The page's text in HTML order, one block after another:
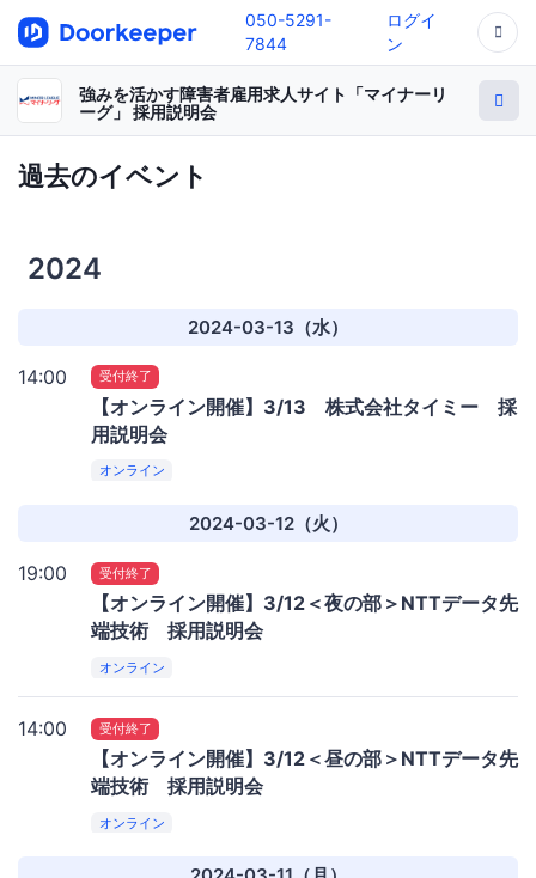
050-5291-
7844
ログイ
ン
強みを活かす障害者雇用求人サイト「マイナーリ
ーグ」 採用説明会
過去のイベント
2024
2024-03-13（水）
14:00 受付終了
【オンライン開催】3/13 株式会社タイミー 採
用説明会
オンライン
2024-03-12（火）
19:00 受付終了
【オンライン開催】3/12＜夜の部＞NTTデータ先
端技術 採用説明会
オンライン
14:00 受付終了
【オンライン開催】3/12＜昼の部＞NTTデータ先
端技術 採用説明会
オンライン